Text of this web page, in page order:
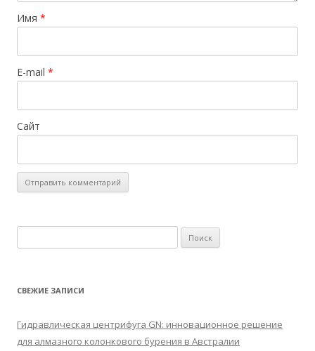
Имя *
E-mail *
Сайт
СВЕЖИЕ ЗАПИСИ
Гидравлическая центрифуга GN: инновационное решение
для алмазного колонкового бурения в Австралии